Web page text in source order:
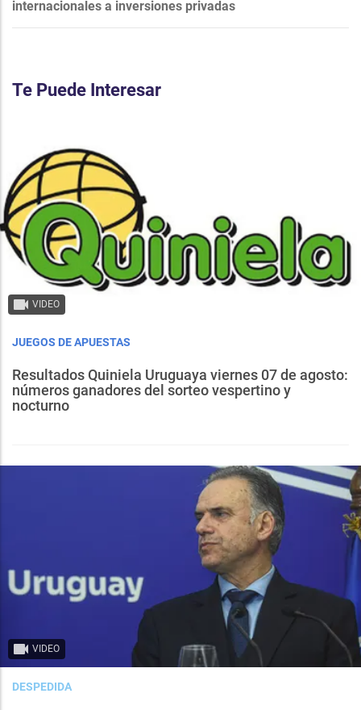
internacionales a inversiones privadas
Te Puede Interesar
VIDEO
JUEGOS DE APUESTAS
Resultados Quiniela Uruguaya viernes 07 de agosto:
números ganadores del sorteo vespertino y
nocturno
VIDEO
DESPEDIDA